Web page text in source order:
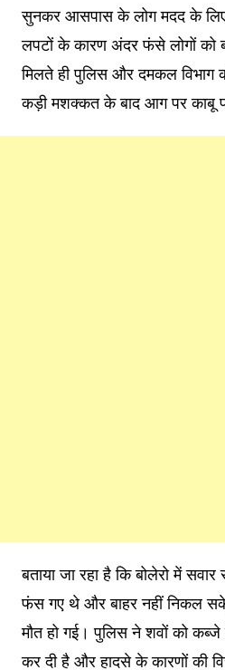
सुनकर आसपास के लोग मदद के
लपटों के कारण अंदर फंसे लोगों को
मिलते ही पुलिस और दमकल विभाग
कड़ी मशक्कत के बाद आग पर काबू
बताया जा रहा है कि बोलेरो में
फंस गए थे और बाहर नहीं निकल
मौत हो गई। पुलिस ने शवों को
कर दी है और हादसे के कारणों की